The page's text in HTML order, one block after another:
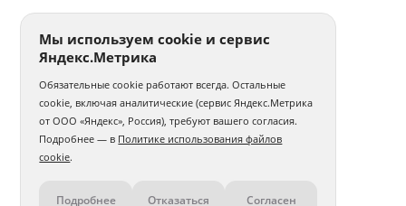
Мы используем cookie и сервис
Яндекс.Метрика
Обязательные cookie работают всегда. Остальные
cookie, включая аналитические (сервис Яндекс.Метрика
от ООО «Яндекс», Россия), требуют вашего согласия.
Подробнее — в Политике использования файлов
cookie.
Подробнее Отказаться Согласен